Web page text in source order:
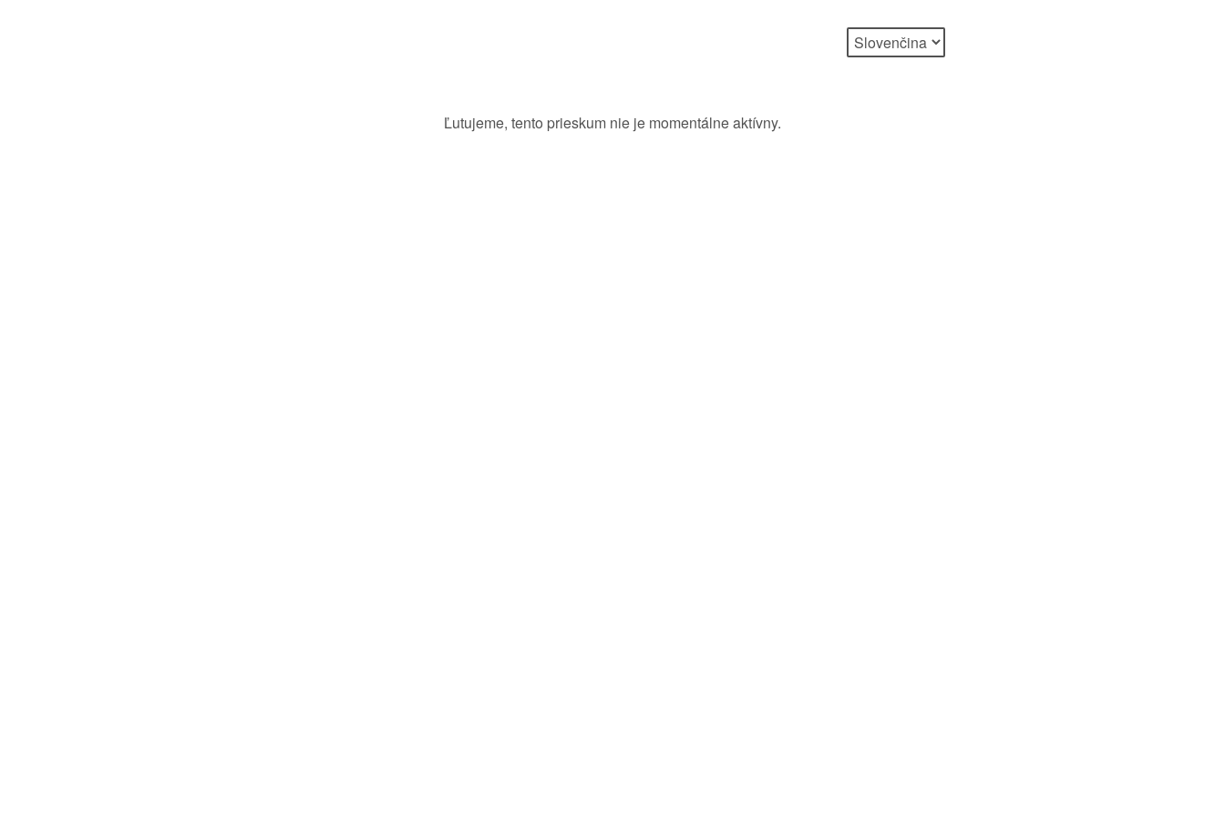
Ľutujeme, tento prieskum nie je momentálne aktívny.